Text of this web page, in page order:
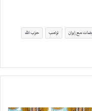
مع إيران ترامب حزب الله